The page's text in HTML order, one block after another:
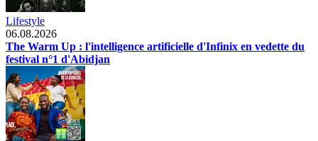
Lifestyle
06.08.2026
The Warm Up : l'intelligence artificielle d'Infinix en vedette du
festival n°1 d'Abidjan